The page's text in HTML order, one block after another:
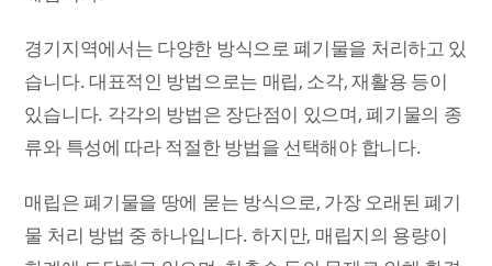
경기지역에서는 다양한 방식으로 폐기물을 처리하고 있
습니다. 대표적인 방법으로는 매립, 소각, 재활용 등이
있습니다. 각각의 방법은 장단점이 있으며, 폐기물의 종
류와 특성에 따라 적절한 방법을 선택해야 합니다.
매립은 폐기물을 땅에 묻는 방식으로, 가장 오래된 폐기
물 처리 방법 중 하나입니다. 하지만, 매립지의 용량이